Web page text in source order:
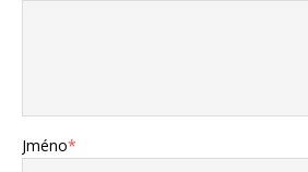
Jméno*